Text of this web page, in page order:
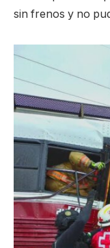
sin frenos y no